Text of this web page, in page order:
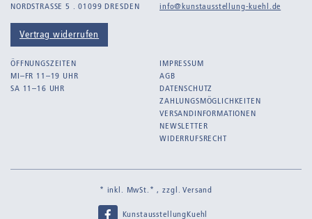
Bartnig, Horst
Bartzsch, Paul Kurt
Becker, F.
Beckmann, Max
NORDSTRASSE 5 . 01099 DRESDEN
Vertrag widerrufen
info@kunstausstellung-kuehl.de
ÖFFNUNGSZEITEN
MI–FR 11–19 UHR
SA 11–16 UHR
IMPRESSUM
AGB
DATENSCHUTZ
ZAHLUNGSMÖGLICHKEITEN
VERSANDINFORMATIONEN
NEWSLETTER
WIDERRUFSRECHT
* inkl. MwSt.* , zzgl.Versand
KunstausstellungKuehl